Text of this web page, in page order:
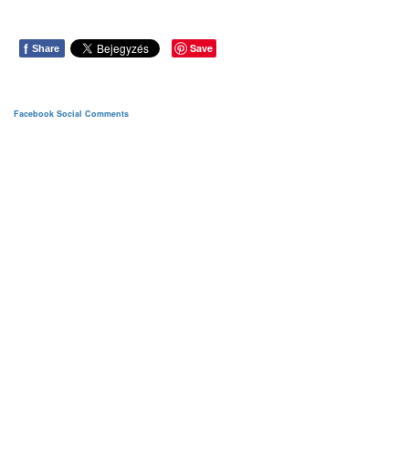
f Share Save
Facebook Social Comments